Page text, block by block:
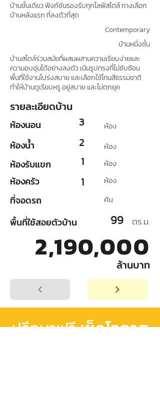
บ้านชั้นเดียว ฟังก์ชันรองรับทุกไลฟ์สไตล์ ทางเลือก
บ้านหลังแรก ที่ลงตัวที่สุด
Contemporary
บ้านหนึ่งชั้น
บ้านสไตล์ร่วมสมัยที่ผสมผสานความเรียบง่ายและ
ความอบอุ่นได้อย่างลงตัว เน้นรูปทรงที่ไม่ซับซ้อน
พื้นที่ใช้งานโปร่งสบาย และเลือกใช้โทนสีธรรมชาติ
ทำให้บ้านดูเรียบหรู อยู่สบาย และไม่ตกยุค
รายละเอียดบ้าน
ห้องนอน 3 ห้อง
ห้องน้ำ
ห้องรับแขก
2
1
ห้อง
ห้อง
ห้องครัว
ที่จอดรถ
1
ห้อง
คัน
พื้นที่ใช้สอยตัวบ้าน 99 ตร.ม.
2,190,000
ล้านบาท
ปรึกษาฟรีเช็คโอกาส